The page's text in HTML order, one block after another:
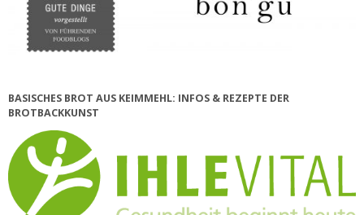
BASISCHES BROT AUS KEIMMEHL: INFOS & REZEPTE DER
BROTBACKKUNST